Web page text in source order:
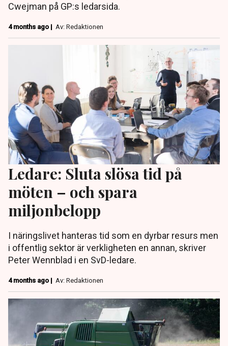
Cwejman på GP:s ledarsida.
4 months ago | Av: Redaktionen
Ledare: Sluta slösa tid på
möten – och spara
miljonbelopp
I näringslivet hanteras tid som en dyrbar resurs men
i offentlig sektor är verkligheten en annan, skriver
Peter Wennblad i en SvD-ledare.
4 months ago | Av: Redaktionen